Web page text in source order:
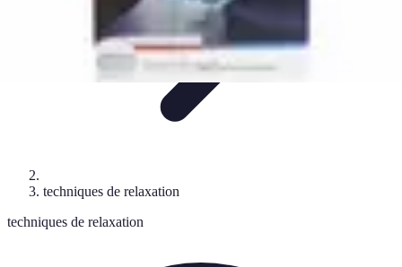
techniques de relaxation
techniques de relaxation